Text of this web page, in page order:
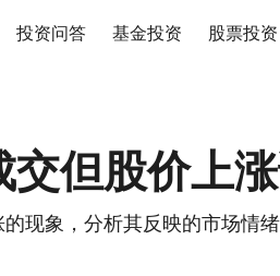
投资问答 基金投资 股票投资
交但股价上
现象，分析其反映的市场情